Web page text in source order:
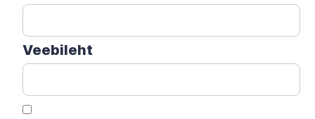
Veebileht